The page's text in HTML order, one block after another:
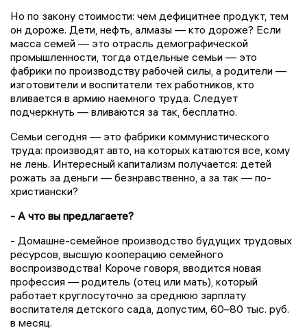
Но по закону стоимости: чем дефицитнее продукт, тем
он дороже. Дети, нефть, алмазы — кто дороже? Если
масса семей — это отрасль демографической
промышленности, тогда отдельные семьи — это
фабрики по производству рабочей силы, а родители —
изготовители и воспитатели тех работников, кто
вливается в армию наемного труда. Следует
подчеркнуть — вливаются за так, бесплатно.
Семьи сегодня — это фабрики коммунистического
труда: производят авто, на которых катаются все, кому
не лень. Интересный капитализм получается: детей
рожать за деньги — безнравственно, а за так — по-
христиански?
- А что вы предлагаете?
- Домашне-семейное производство будущих трудовых
ресурсов, высшую кооперацию семейного
воспроизводства! Короче говоря, вводится новая
профессия — родитель (отец или мать), который
работает круглосуточно за среднюю зарплату
воспитателя детского сада, допустим, 60–80 тыс. руб.
в месяц.